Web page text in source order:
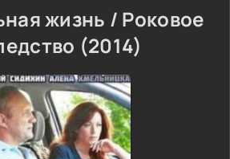
жизнь / Роковое
(2014)